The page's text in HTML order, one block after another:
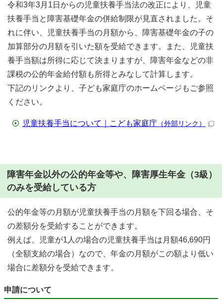
令和3年3月1日からの児童扶養手当法の改正により、児童
扶養手当と障害基礎年金の併給制限が見直されました。そ
れに伴い、児童扶養手当の月額から、障害基礎年金の子の
加算部分の月額を引いた額を受給できます。また、児童扶
養手当額は所得に応じて決まりますが、障害年金などの非
課税の公的年金給付額も所得とみなして計算します。
下記のリンクより、子ども家庭庁のホームページもご参照
ください。
児童扶養手当について｜こども家庭庁 （外部リンク）
障害年金以外の公的年金等や、障害厚生年金（3級）
のみを受給している方
公的年金等の月額が児童扶養手当の月額を下回る場合、そ
の差額分を受給することができます。
例えば、児童が1人の場合の児童扶養手当は月額46,690円
（全額支給の場合）なので、年金の月額がこの額より低い
場合に差額分を受給できます。
申請について